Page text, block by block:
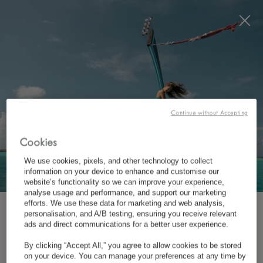
to enhance your experience
and make your visit easier and more comfortable.
RÉSERVEZ MAINTENANT
ANNULATION GRATUITE
CONTACTEZ NOUS
INSCRIVEZ-VOUS À NOTRE NEWSLETTER
Prénom *
Cookies
We use cookies, pixels, and other technology to collect
information on your device to enhance and customise our
website’s functionality so we can improve your experience,
analyse usage and performance, and support our marketing
efforts. We use these data for marketing and web analysis,
personalisation, and A/B testing, ensuring you receive relevant
ads and direct communications for a better user experience.
By clicking “Accept All,” you agree to allow cookies to be stored
on your device. You can manage your preferences at any time by
Continue without Accepting